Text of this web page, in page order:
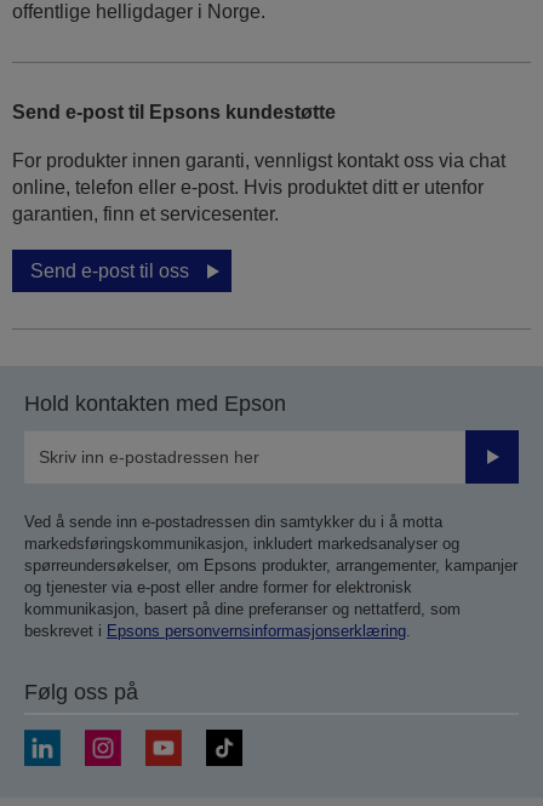
offentlige helligdager i Norge.
Send e-post til Epsons kundestøtte
For produkter innen garanti, vennligst kontakt oss via chat
online, telefon eller e-post. Hvis produktet ditt er utenfor
garantien, finn et servicesenter.
Send e-post til oss
Hold kontakten med Epson
Send
Ved å sende inn e-postadressen din samtykker du i å motta
markedsføringskommunikasjon, inkludert markedsanalyser og
spørreundersøkelser, om Epsons produkter, arrangementer, kampanjer
og tjenester via e-post eller andre former for elektronisk
kommunikasjon, basert på dine preferanser og nettatferd, som
beskrevet i Epsons personvernsinformasjonserklæring.
Følg oss på